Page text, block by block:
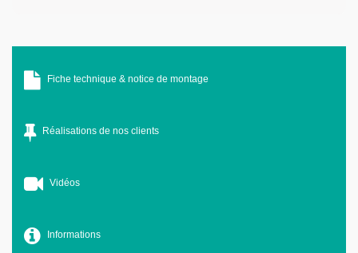
Fiche technique & notice de montage
Réalisations de nos clients
Vidéos
Informations